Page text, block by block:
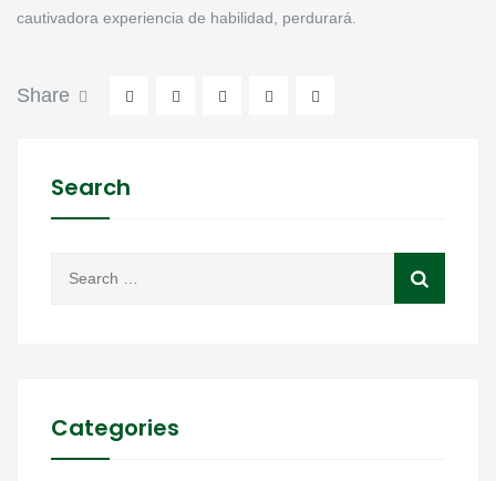
cautivadora experiencia de habilidad, perdurará.
Share
Search
Categories